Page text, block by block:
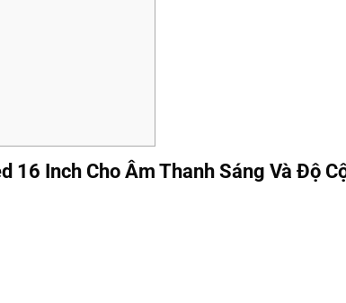
Inch Cho Âm Thanh Sáng Và Độ